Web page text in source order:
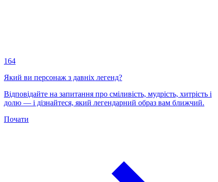
164
Який ви персонаж з давніх легенд?
Відповідайте на запитання про сміливість, мудрість, хитрість і
долю — і дізнайтеся, який легендарний образ вам ближчий.
Почати